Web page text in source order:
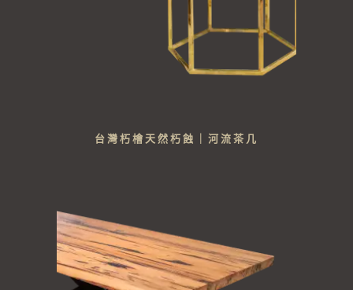
台灣朽檜天然朽蝕｜河流茶几